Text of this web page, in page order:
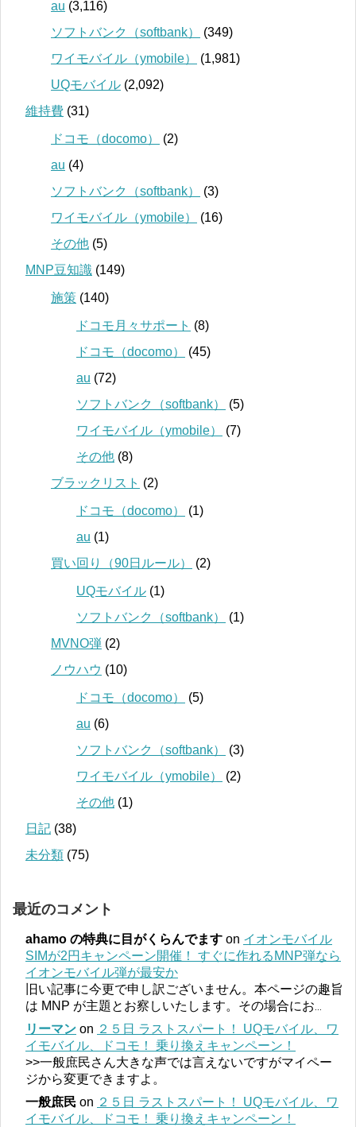
au (3,116)
ソフトバンク（softbank）
(349)
ワイモバイル（ymobile）
(1,981)
UQモバイル (2,092)
維持費 (31)
ドコモ（docomo）
(2)
au (4)
ソフトバンク（softbank）
(3)
ワイモバイル（ymobile）
(16)
その他 (5)
MNP豆知識 (149)
施策 (140)
ドコモ月々サポート (8)
ドコモ（docomo）
(45)
au (72)
ソフトバンク（softbank）
(5)
ワイモバイル（ymobile）
(7)
その他 (8)
ブラックリスト (2)
ドコモ（docomo）
(1)
au (1)
買い回り（90日ルール）
(2)
UQモバイル (1)
ソフトバンク（softbank）
(1)
MVNO弾 (2)
ノウハウ (10)
ドコモ（docomo）
(5)
au (6)
ソフトバンク（softbank）
(3)
ワイモバイル（ymobile）
(2)
その他 (1)
日記 (38)
未分類 (75)
最近のコメント
ahamo の特典に目がくらんでます on イオンモバイル
SIMが2円キャンペーン開催！ すぐに作れるMNP弾なら
イオンモバイル弾が最安か
旧い記事に今更で申し訳ございません。本ページの趣旨
は MNP が主題とお察しいたします。その場合にお
リーマン on ２５日 ラストスパート！ UQモバイル、ワ
イモバイル、ドコモ！ 乗り換えキャンペーン！
>>一般庶民さん大きな声では言えないですがマイペー
ジから変更できますよ。
一般庶民 on ２５日 ラストスパート！ UQモバイル、ワ
イモバイル、ドコモ！ 乗り換えキャンペーン！